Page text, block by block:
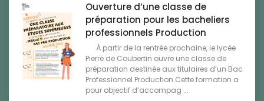
Ouverture d’une classe de
préparation pour les bacheliers
professionnels Production
À partir de la rentrée prochaine, le lycée
Pierre de Coubertin ouvre une classe de
préparation destinée aux titulaires d’un Bac
Professionnel Production.Cette formation a
pour objectif d’accompag ...